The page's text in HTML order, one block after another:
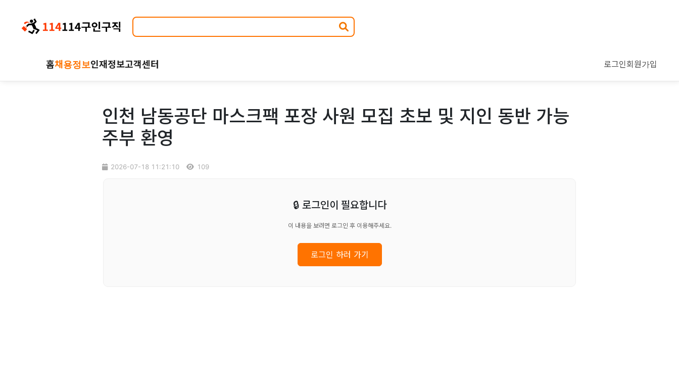
홈채용정보인재정보고객센터 로그인회원가입
인천 남동공단 마스크팩 포장 사원 모집 초보 및 지인 동반 가능
주부 환영
2026-07-18 11:21:10 109
🔒 로그인이 필요합니다
이 내용을 보려면 로그인 후 이용해주세요.
로그인 하러 가기